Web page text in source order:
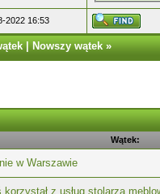
2022 16:53
|Nowszy wątek»
Wątek:
w Warszawie
z usług stolarza